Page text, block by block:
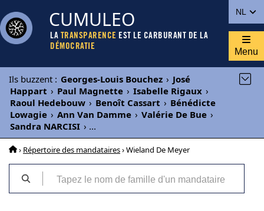
NL
CUMULEO
LA TRANSPARENCE EST LE CARBURANT DE LA
DÉMOCRATIE
Menu
Ils buzzent : Georges-Louis Bouchez › José
Happart › Paul Magnette › Isabelle Rigaux ›
Raoul Hedebouw › Benoît Cassart › Bénédicte
Lowagie › Ann Van Damme › Valérie De Bue ›
Sandra NARCISI › ...
› Répertoire des mandataires› Wieland De Meyer